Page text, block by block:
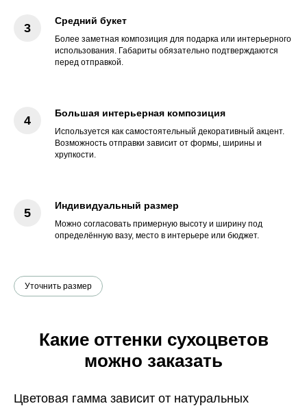
Средний букет
Более заметная композиция для подарка или интерьерного
использования. Габариты обязательно подтверждаются
перед отправкой.
Большая интерьерная композиция
Используется как самостоятельный декоративный акцент.
Возможность отправки зависит от формы, ширины и
хрупкости.
Индивидуальный размер
Можно согласовать примерную высоту и ширину под
определённую вазу, место в интерьере или бюджет.
Уточнить размер
Какие оттенки сухоцветов
можно заказать
Цветовая гамма зависит от натуральных